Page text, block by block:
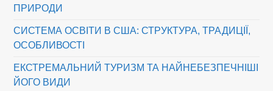
ПРИРОДИ
СИСТЕМА ОСВІТИ В США: СТРУКТУРА, ТРАДИЦІЇ,
ОСОБЛИВОСТІ
ЕКСТРЕМАЛЬНИЙ ТУРИЗМ ТА НАЙНЕБЕЗПЕЧНІШІ
ЙОГО ВИДИ